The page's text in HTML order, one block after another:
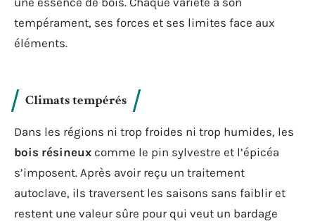
tempérament, ses forces et ses limites face aux
éléments.
Climats tempérés
Dans les régions ni trop froides ni trop humides, les
bois résineux comme le pin sylvestre et l’épicéa
s’imposent. Après avoir reçu un traitement
autoclave, ils traversent les saisons sans faiblir et
restent une valeur sûre pour qui veut un bardage